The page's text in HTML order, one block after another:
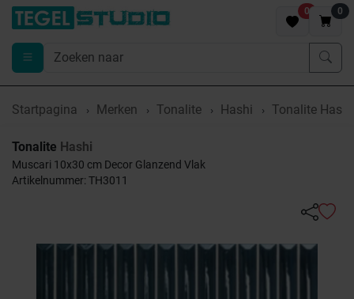
0 0
Startpagina Merken Tonalite Hashi Tonalite
Tonalite Hashi
Muscari 10x30 cm Decor Glanzend Vlak
Artikelnummer: TH3011